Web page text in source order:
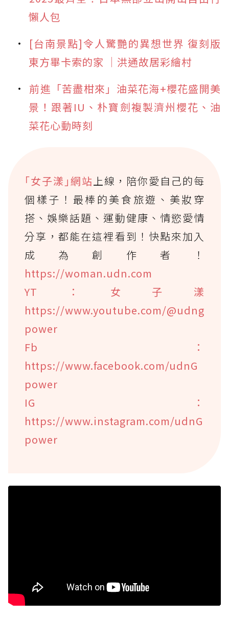
懶人包
[台南景點]令人驚艷的異想世界 復刻版
東方畢卡索的家 │洪通故居彩繪村
前進「苦盡柑來」油菜花海+櫻花盛開美
景！跟著IU、朴寶劍複製濟州櫻花、油
菜花心動時刻
｢女子漾｣網站上線，陪你愛自己的每
個樣子！最棒的美食旅遊、美妝穿
搭、娛樂話題、運動健康、情慾愛情
分享，都能在這裡看到！快點來加入
成為創作者！
https://woman.udn.com
YT：女子漾
https://www.youtube.com/@udng
power
Fb：
https://www.facebook.com/udnG
power
IG：
https://www.instagram.com/udnG
power